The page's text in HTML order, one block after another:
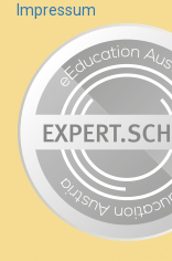
Impressum